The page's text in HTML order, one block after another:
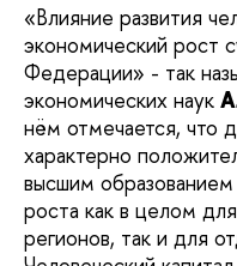
«Влияние развития
экономический рост
Федерации» - так
экономических наук
нём отмечается, что
характерно
высшим
роста как в целом
регионов, так и для